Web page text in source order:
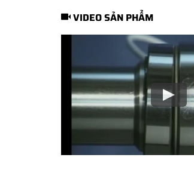
CHẾ ĐỘ BẢO HÀNH VÒNG
Tất cả các sản phẩm SKF chính
bảo hành của nhà sản xuất.
CÁCH NHẬN BIẾT VÀ PHÂN
Mua hàng tại các đại lý ủy quyền
và phân biệt các sản phẩm SKF
Những cách phân biệt vòng bi
✅ SKF Authenticate, Phần mềm
VIDEO SẢN PHẨM